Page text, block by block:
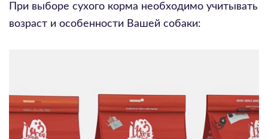
При выборе сухого корма необходимо учитывать
возраст и особенности Вашей собаки: